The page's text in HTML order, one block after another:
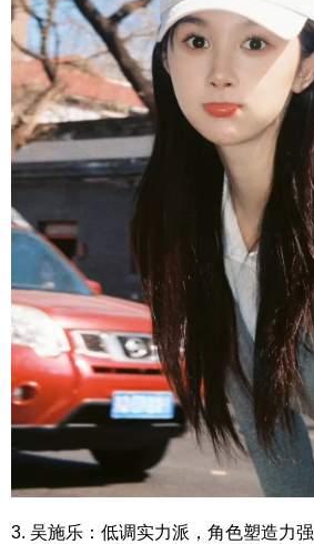
3. 吴施乐：低调实力派，角色塑造力强